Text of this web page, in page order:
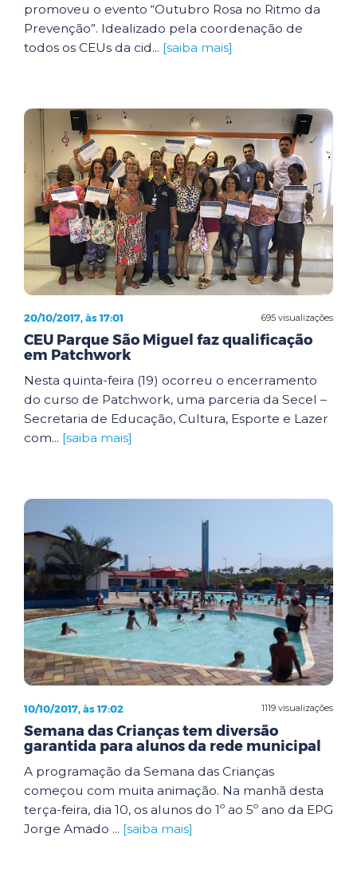
promoveu o evento “Outubro Rosa no Ritmo da
Prevenção”. Idealizado pela coordenação de
todos os CEUs da cid... [saiba mais]
695 visualizações
20/10/2017, às 17:01
CEU Parque São Miguel faz qualificação
em Patchwork
Nesta quinta-feira (19) ocorreu o encerramento
do curso de Patchwork, uma parceria da Secel –
Secretaria de Educação, Cultura, Esporte e Lazer
com... [saiba mais]
1119 visualizações
10/10/2017, às 17:02
Semana das Crianças tem diversão
garantida para alunos da rede municipal
A programação da Semana das Crianças
começou com muita animação. Na manhã desta
terça-feira, dia 10, os alunos do 1º ao 5º ano da EPG
Jorge Amado ... [saiba mais]